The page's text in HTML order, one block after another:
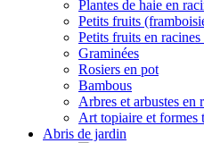
Plantes de haie en
Petits fruits
Petits fruits en racines
Graminées
Rosiers en pot
Bambous
Arbres et arbustes en
Art topiaire et formes
Abris de jardin